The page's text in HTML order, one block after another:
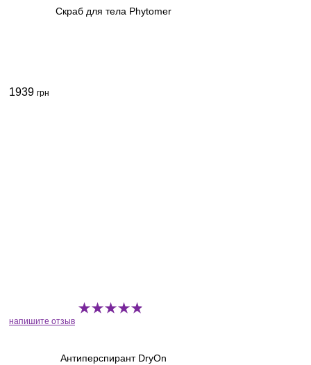
Скраб для тела Phytomer
1939 грн
напишите отзыв
Антиперспирант DryOn